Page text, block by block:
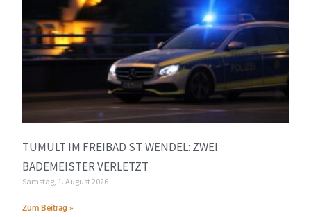
TUMULT IM FREIBAD ST. WENDEL: ZWEI
BADEMEISTER VERLETZT
Samstag, 1. August 2026
Zum Beitrag »